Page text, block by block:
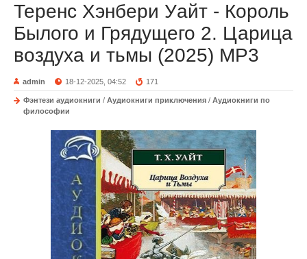
Теренс Хэнбери Уайт - Король
Былого и Грядущего 2. Царица
воздуха и тьмы (2025) MP3
admin 18-12-2025, 04:52 171
Фэнтези аудиокниги / Аудиокниги приключения / Аудиокниги по
философии